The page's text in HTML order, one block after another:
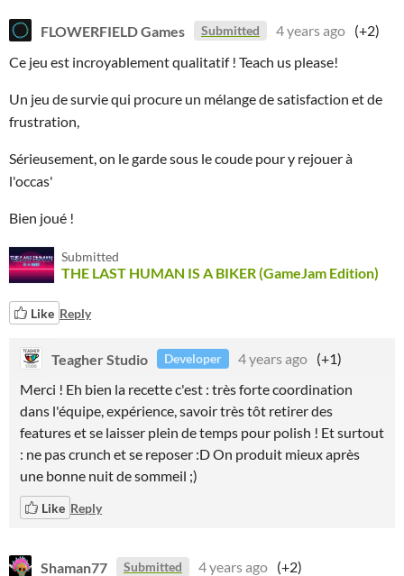
FLOWERFIELD Games Submitted 4 years ago (+2)
Ce jeu est incroyablement qualitatif ! Teach us please!
Un jeu de survie qui procure un mélange de satisfaction et de
frustration,
Sérieusement, on le garde sous le coude pour y rejouer à
l'occas'
Bien joué !
Submitted
THE LAST HUMAN IS A BIKER (GameJam Edition)
Like Reply
Teagher Studio Developer 4 years ago (+1)
Merci ! Eh bien la recette c'est : très forte coordination
dans l'équipe, expérience, savoir très tôt retirer des
features et se laisser plein de temps pour polish ! Et surtout
: ne pas crunch et se reposer :D On produit mieux après
une bonne nuit de sommeil ;)
Like Reply
Shaman77 Submitted 4 years ago (+2)